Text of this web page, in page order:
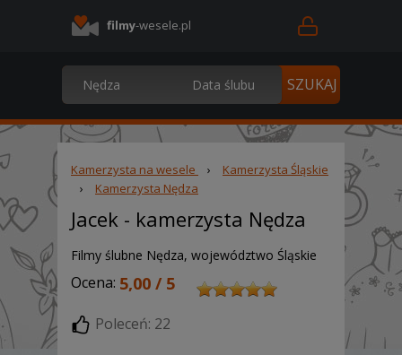
filmy-wesele.pl
Kamerzysta na wesele ›
Kamerzysta Śląskie
›
Kamerzysta Nędza
Jacek - kamerzysta Nędza
Filmy ślubne Nędza, województwo Śląskie
Ocena: 5,00 / 5
Poleceń: 22